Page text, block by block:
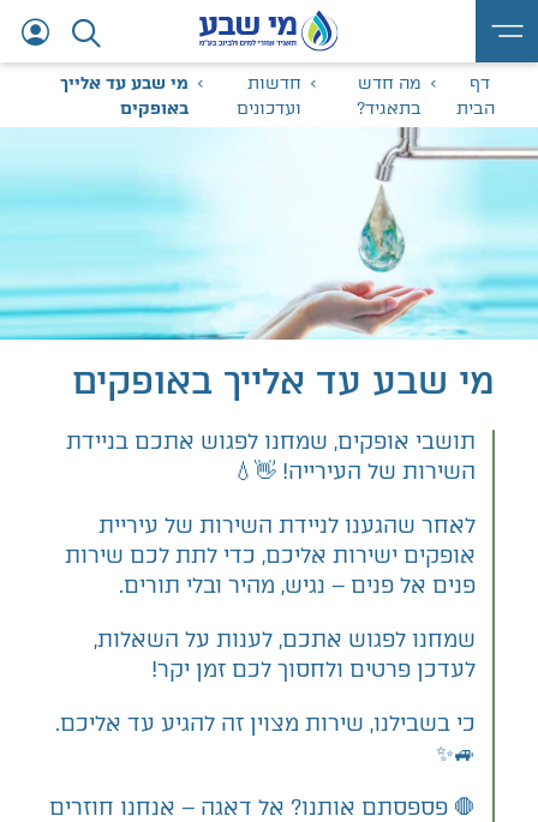
דף
הבית
מה חדש
בתאגיד?
חדשות
ועדכונים
מי שבע עד אלייך
באופקים
מי שבע עד אלייך באופקים
תושבי אופקים, שמחנו לפגוש אתכם בניידת
השירות של העירייה! 👋💧
​לאחר שהגענו לניידת השירות של עיריית
אופקים ישירות אליכם, כדי לתת לכם שירות
פנים אל פנים – נגיש, מהיר ובלי תורים.
שמחנו לפגוש אתכם, לענות על השאלות,
לעדכן פרטים ולחסוך לכם זמן יקר!
​כי בשבילנו, שירות מצוין זה להגיע עד אליכם.
🚙✨
​🛑 פספסתם אותנו? אל דאגה – אנחנו חוזרים